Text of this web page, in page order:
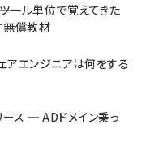
ール単位で覚えてきた
無償教材
アエンジニアは何をする
ース ─ ADドメイン乗っ